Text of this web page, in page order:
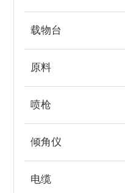
载物台
原料
喷枪
倾角仪
电缆